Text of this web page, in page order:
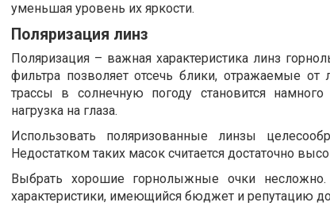
уменьшая уровень их яркости.
Поляризация линз
Поляризация – важная характеристика линз
фильтра позволяет отсечь блики, отражаемые от
трассы в солнечную погоду становится
нагрузка на глаза.
Использовать поляризованные линзы
Недостатком таких масок считается достаточно
Выбрать хорошие горнолыжные очки несложно.
характеристики, имеющийся бюджет и репутацию